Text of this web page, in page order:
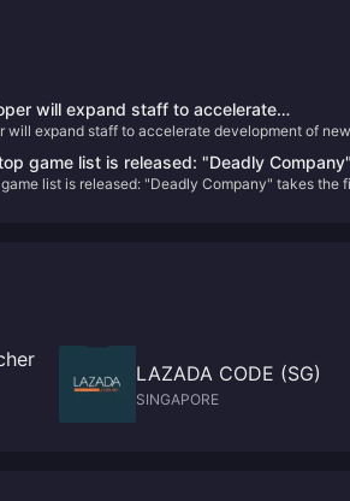
will expand staff to accelerate
content for the game
will expand staff to accelerate development of
game list is released: "Deadly
list is released: "Deadly Company" takes the
LAZADA CODE (SG)
SINGAPORE